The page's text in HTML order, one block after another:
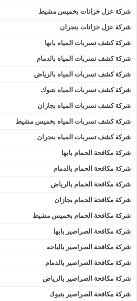
شركة عزل خزانات بخميس مشيط
شركة عزل خزانات بنجران
شركة كشف تسربات المياه بابها
شركة كشف تسربات المياه بالدمام
شركة كشف تسربات المياه بالرياض
شركة كشف تسربات المياه بتبوك
شركة كشف تسربات المياه بجازان
شركة كشف تسربات المياه بخميس مشيط
شركة كشف تسربات المياه بنجران
شركة مكافحة الحمام بابها
شركة مكافحة الحمام بالدمام
شركة مكافحة الحمام بالرياض
شركة مكافحة الحمام بجازان
شركة مكافحة الحمام بخميس مشيط
شركة مكافحة الصراصير بابها
شركة مكافحة الصراصير بالباحه
شركة مكافحة الصراصير بالدمام
شركة مكافحة الصراصير بالرياض
شركة مكافحة الصراصير بتبوك